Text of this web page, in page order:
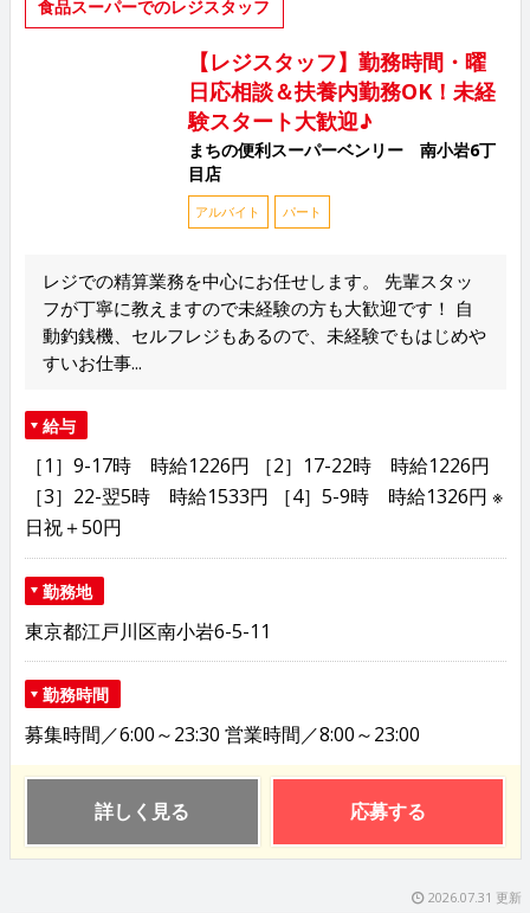
食品スーパーでのレジスタッフ
【レジスタッフ】勤務時間・曜
日応相談＆扶養内勤務OK！未経
験スタート大歓迎♪
まちの便利スーパーベンリー 南小岩6丁
目店
アルバイト パート
レジでの精算業務を中心にお任せします。 先輩スタッ
フが丁寧に教えますので未経験の方も大歓迎です！ 自
動釣銭機、セルフレジもあるので、未経験でもはじめや
すいお仕事...
給与
［1］9-17時 時給1226円 ［2］17-22時 時給1226円
［3］22-翌5時 時給1533円 ［4］5-9時 時給1326円 ※
日祝＋50円
勤務地
東京都江戸川区南小岩6-5-11
勤務時間
募集時間／6:00～23:30 営業時間／8:00～23:00
詳しく見る 応募する
2026.07.31 更新